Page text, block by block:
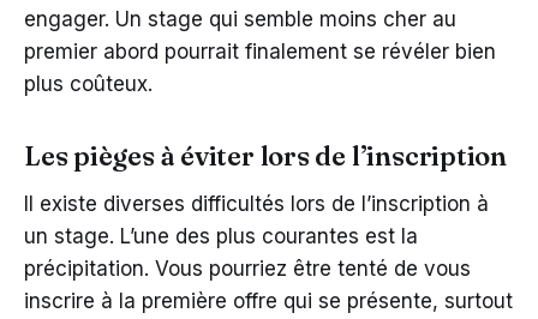
engager. Un stage qui semble moins cher au
premier abord pourrait finalement se révéler bien
plus coûteux.
Les pièges à éviter lors de l’inscription
Il existe diverses difficultés lors de l’inscription à
un stage. L’une des plus courantes est la
précipitation. Vous pourriez être tenté de vous
inscrire à la première offre qui se présente, surtout